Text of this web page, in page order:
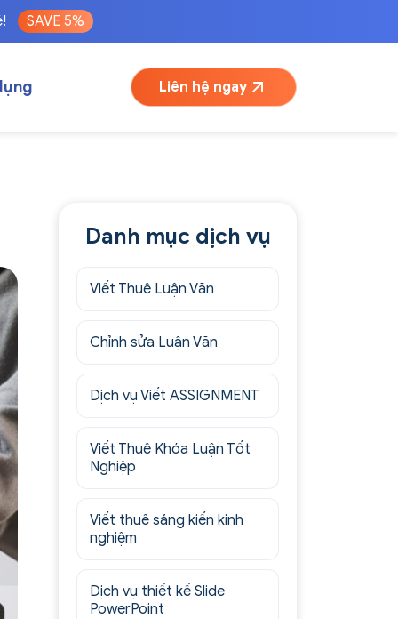
SAVE 5%
Liên hệ ngay
Danh mục dịch vụ
Viết Thuê Luận Văn
Chỉnh sửa Luận Văn
Dịch vụ Viết ASSIGNMENT
Viết Thuê Khóa Luận Tốt
Nghiệp
Viết thuê sáng kiến kinh
nghiệm
Dịch vụ thiết kế Slide
PowerPoint